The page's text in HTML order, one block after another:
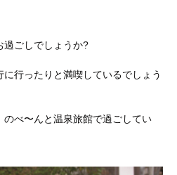
過ごしでしょうか?
行ったりと満喫しているでしょう
べ〜んと温泉旅館で過ごしてい